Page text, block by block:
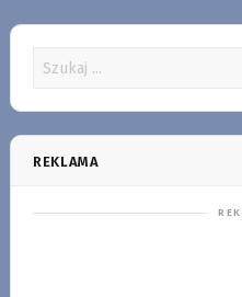
REKLAMA